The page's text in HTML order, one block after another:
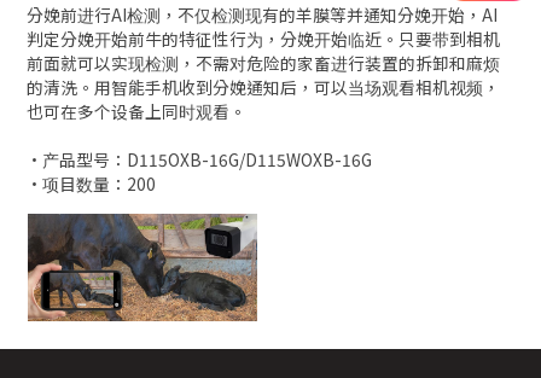
分娩前进行AI检测，不仅检测现有的羊膜等并通知分娩开始，AI
判定分娩开始前牛的特征性行为，分娩开始临近。只要带到相机
前面就可以实现检测，不需对危险的家畜进行装置的拆卸和麻烦
的清洗。用智能手机收到分娩通知后，可以当场观看相机视频，
也可在多个设备上同时观看。
·产品型号：D115OXB-16G/D115WOXB-16G
·项目数量：200